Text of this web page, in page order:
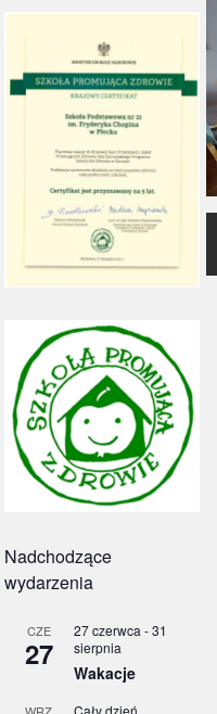
Nadchodzące
wydarzenia
CZE
27
27 czerwca -31
sierpnia
Wakacje